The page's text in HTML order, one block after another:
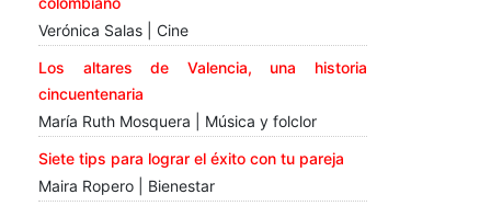
Verónica Salas | Cine
Los altares de Valencia, una historia
cincuentenaria
María Ruth Mosquera | Música y folclor
Siete tips para lograr el éxito con tu pareja
Maira Ropero | Bienestar